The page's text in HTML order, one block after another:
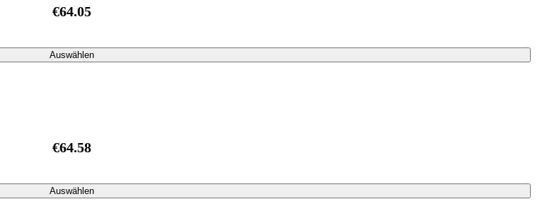
€64.05
Auswählen
€64.58
Auswählen